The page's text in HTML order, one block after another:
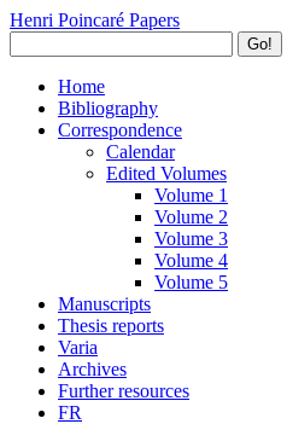
Henri Poincaré Papers
Go!
Home
Bibliography
Correspondence
Calendar
Edited Volumes
Volume 1
Volume 2
Volume 3
Volume 4
Volume 5
Manuscripts
Thesis reports
Varia
Archives
Further resources
FR